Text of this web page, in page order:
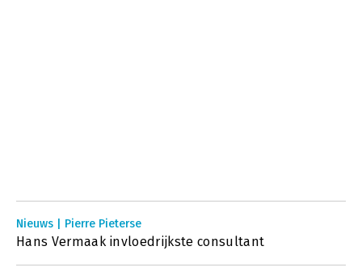
Nieuws | Pierre Pieterse
Hans Vermaak invloedrijkste consultant